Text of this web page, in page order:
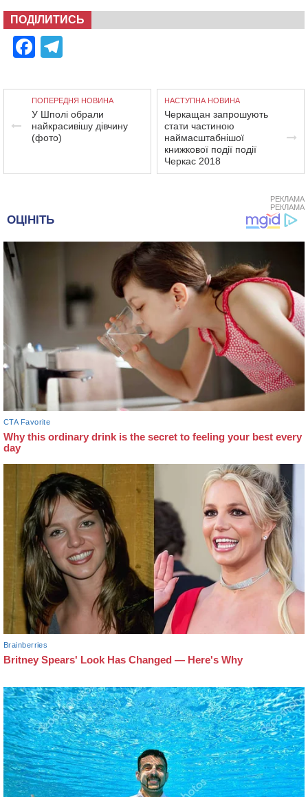
ПОДІЛИТИСЬ
Facebook
ПОПЕРЕДНЯ НОВИНА
У Шполі обрали
найкрасивішу дівчину
(фото)
НАСТУПНА НОВИНА
Черкащан запрошують
стати частиною
наймасштабнішої
книжкової події події
Черкас 2018
РЕКЛАМА
РЕКЛАМА